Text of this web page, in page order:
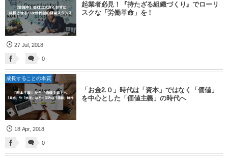
起業者必見！『持たざる組織づくり』でローリ
スクな「労働革命」を！
27 Jul 2018
0
成長することの本質
「お金2.０」時代は「資本」ではなく「価値」
を中心とした「価値主義」の時代へ
18 Apr, 2018
0